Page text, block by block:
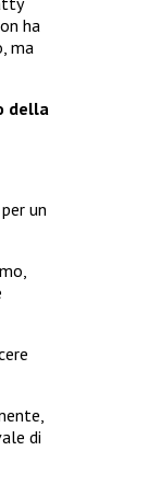
ha
ma
della
un
di